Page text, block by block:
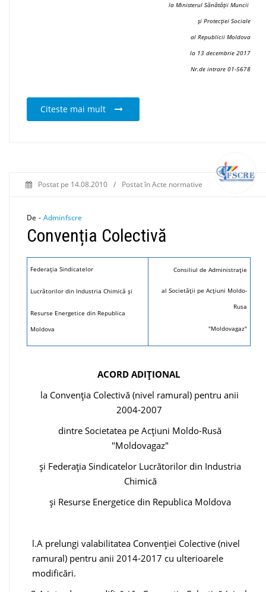
la Ministerul Sănătății Muncii
și Protecției Sociale
al Republicii Moldova
la 13 decembrie 2017
Nr.de intrare 01-5678
Citeste mai mult
Postat pe 14.08.2010 / Postat înActe normative
De - Adminfscre
Convenția Colectivă
Federația Sindicatelor
Lucrătorilor din Industria Chimică și
Resurse Energetice din Republica
Moldova
Consiliul de Administrație
al Societății pe Acțiuni Moldo-
Rusa
"Moldovagaz"
ACORD ADIȚIONAL
la Convenția Colectivă (nivel ramural) pentru anii
2004-2007
dintre Societatea pe Acțiuni Moldo-Rusă
"Moldovagaz"
și Federația Sindicatelor Lucrătorilor din Industria
Chimică
și Resurse Energetice din Republica Moldova
l.A prelungi valabilitatea Convenției Colective (nivel
ramural) pentru anii 2014-2017 cu ulterioarele
modificări.